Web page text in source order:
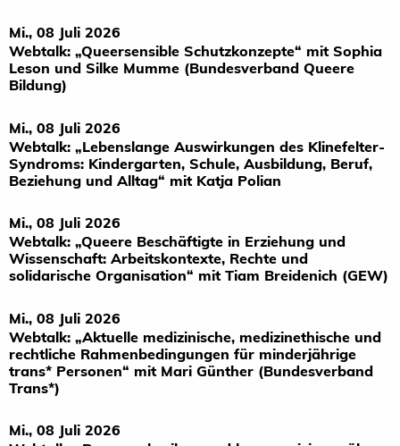
Mi., 08 Juli 2026
Webtalk: „Queersensible Schutzkonzepte“ mit Sophia
Leson und Silke Mumme (Bundesverband Queere
Bildung)
Mi., 08 Juli 2026
Webtalk: „Lebenslange Auswirkungen des Klinefelter-
Syndroms: Kindergarten, Schule, Ausbildung, Beruf,
Beziehung und Alltag“ mit Katja Polian
Mi., 08 Juli 2026
Webtalk: „Queere Beschäftigte in Erziehung und
Wissenschaft: Arbeitskontexte, Rechte und
solidarische Organisation“ mit Tiam Breidenich (GEW)
Mi., 08 Juli 2026
Webtalk: „Aktuelle medizinische, medizinethische und
rechtliche Rahmenbedingungen für minderjährige
trans* Personen“ mit Mari Günther (Bundesverband
Trans*)
Mi., 08 Juli 2026